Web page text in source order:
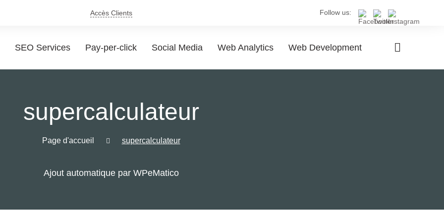
Accès Clients Follow us:
SEO Services Pay-per-click Social Media Web Analytics Web Development
supercalculateur
Page d'accueil supercalculateur
Ajout automatique par WPeMatico